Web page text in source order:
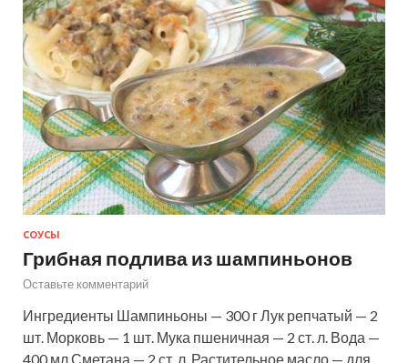
СОУСЫ
Грибная подлива из шампиньонов
Оставьте комментарий
Ингредиенты Шампиньоны — 300 г Лук репчатый — 2
шт. Морковь — 1 шт. Мука пшеничная — 2 ст. л. Вода —
400 мл Сметана — 2 ст. л. Растительное масло — для